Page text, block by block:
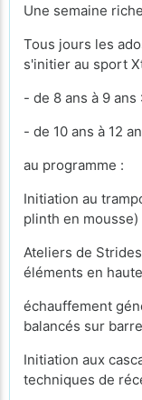
Une semaine
Tous jours les
s'initier au sport
- de 8 ans à 9 ans
- de 10 ans à 12
au programme :
Initiation au
plinth en mousse)
Ateliers de
éléments en
échauffement
balancés sur
Initiation aux
techniques de